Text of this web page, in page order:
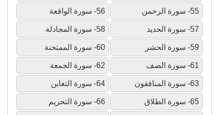
55- سورة الرحمن 56- سورة الواقعة
57- سورة الحديد 58- سورة المجادلة
59- سورة الحشر 60- سورة الممتحنة
61- سورة الصف 62- سورة الجمعة
63- سورة المنافقون 64- سورة التغابن
65- سورة الطلاق 66- سورة التحريم